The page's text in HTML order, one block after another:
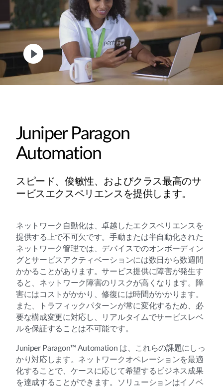
Juniper Paragon
Automation
スピード、俊敏性、およびクラス最高のサ
ービスエクスペリエンスを提供します。
ネットワーク自動化は、卓越したエクスペリエンスを
提供する上で不可欠です。手動または半自動化された
ネットワーク管理では、デバイスでのオンボーディン
グとサービスアクティベーションには数日から数週間
かかることがあります。サービス提供に障害が発生す
ると、ネットワーク障害のリスクが高くなります。障
害にはコストがかかり、修復には時間がかかります。
また、トラフィックパターンが常に変化するため、必
要な構成変更に対応し、リアルタイムでサービスレベ
ルを保証することは不可能です。
Juniper Paragon™ Automation は、これらの課題にしっ
かり対応します。ネットワークオペレーションを最適
化することで、ケースに応じて希望するビジネス成果
を達成することができます。ソリューションはイノベ